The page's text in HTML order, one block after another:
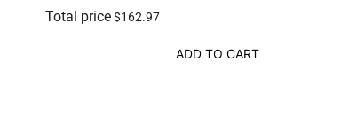
Total price$162.97
ADD TO CART